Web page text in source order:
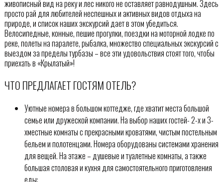
живописный вид на реку и лес никого не оставляет равнодушным. Здесь
просто рай для любителей неспешных и активных видов отдыха на
природе, и список наших экскурсий дает в этом убедиться.
Велосипедные, конные, пешие прогулки, поездки на моторной лодке по
реке, полеты на паралете, рыбалка, множество специальных экскурсий с
выездом за пределы турбазы – все эти удовольствия стоят того, чтобы
приехать в «Крылатый»!
ЧТО ПРЕДЛАГАЕТ ГОСТЯМ ОТЕЛЬ?
Уютные номера в большом коттедже, где хватит места большой
семье или дружеской компании. На выбор наших гостей- 2-х и 3-
хместные комнаты с прекрасными кроватями, чистым постельным
бельем и полотенцами. Номера оборудованы системами хранения
для вещей. На этаже – душевые и туалетные комнаты, а также
большая столовая и кухня для самостоятельного приготовления
еды;